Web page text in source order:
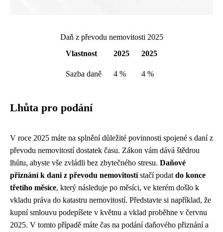
Daň z převodu nemovitosti 2025
Vlastnost
2025 2025
Sazba daně 4 % 4 %
Lhůta pro podání
V roce 2025 máte na splnění důležité povinnosti spojené s daní z
převodu nemovitostí dostatek času. Zákon vám dává štědrou
lhůtu, abyste vše zvládli bez zbytečného stresu. Daňové
přiznání k dani z převodu nemovitostístačí podat do konce
třetího měsíce, který následuje po měsíci, ve kterém došlo k
vkladu práva do katastru nemovitostí. Představte si například, že
kupní smlouvu podepíšete v květnu a vklad proběhne v červnu
2025. V tomto případě máte čas na podání daňového přiznání a